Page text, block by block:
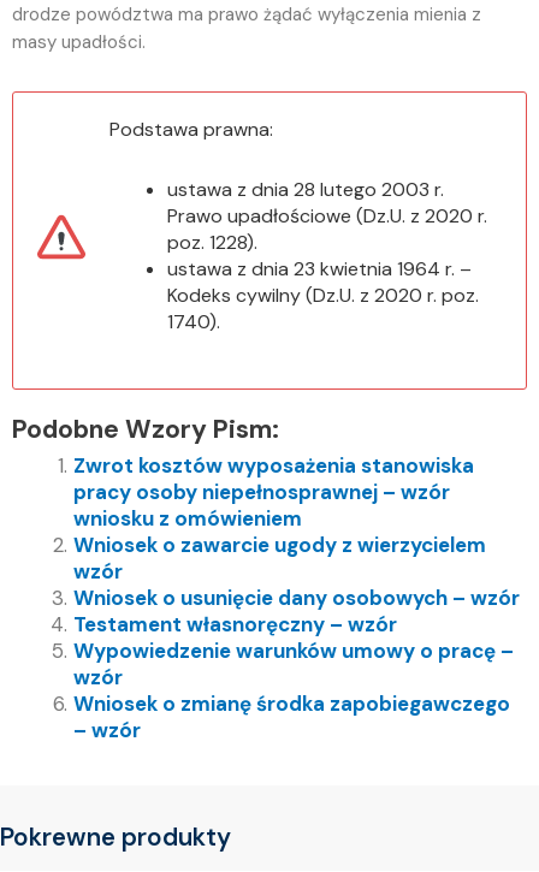
drodze powództwa ma prawo żądać wyłączenia mienia z
masy upadłości.
Podstawa prawna:
ustawa z dnia 28 lutego 2003 r.
Prawo upadłościowe (Dz.U. z 2020 r.
poz. 1228).
ustawa z dnia 23 kwietnia 1964 r. –
Kodeks cywilny (Dz.U. z 2020 r. poz.
1740).
Podobne Wzory Pism:
Zwrot kosztów wyposażenia stanowiska
pracy osoby niepełnosprawnej – wzór
wniosku z omówieniem
Wniosek o zawarcie ugody z wierzycielem
wzór
Wniosek o usunięcie dany osobowych – wzór
Testament własnoręczny – wzór
Wypowiedzenie warunków umowy o pracę –
wzór
Wniosek o zmianę środka zapobiegawczego
– wzór
Pokrewne produkty